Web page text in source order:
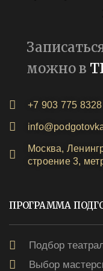
можно в
+7 903 775 8328
Москва,
строение 3,
ПРОГРАММА
Подбор
Выбор